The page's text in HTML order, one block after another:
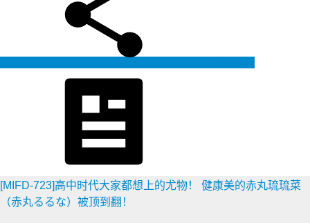
[MIFD-723]高中时代大家都想上的尤物！ 健康美的赤丸琉琉菜
（赤丸るるな）被顶到翻！